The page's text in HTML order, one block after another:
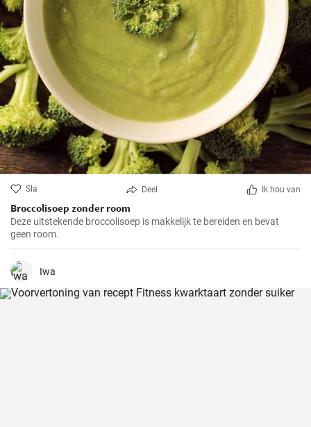
Sla Deel Ik hou van
Broccolisoep zonder room
Deze uitstekende broccolisoep is makkelijk te bereiden en bevat
geen room.
Iwa